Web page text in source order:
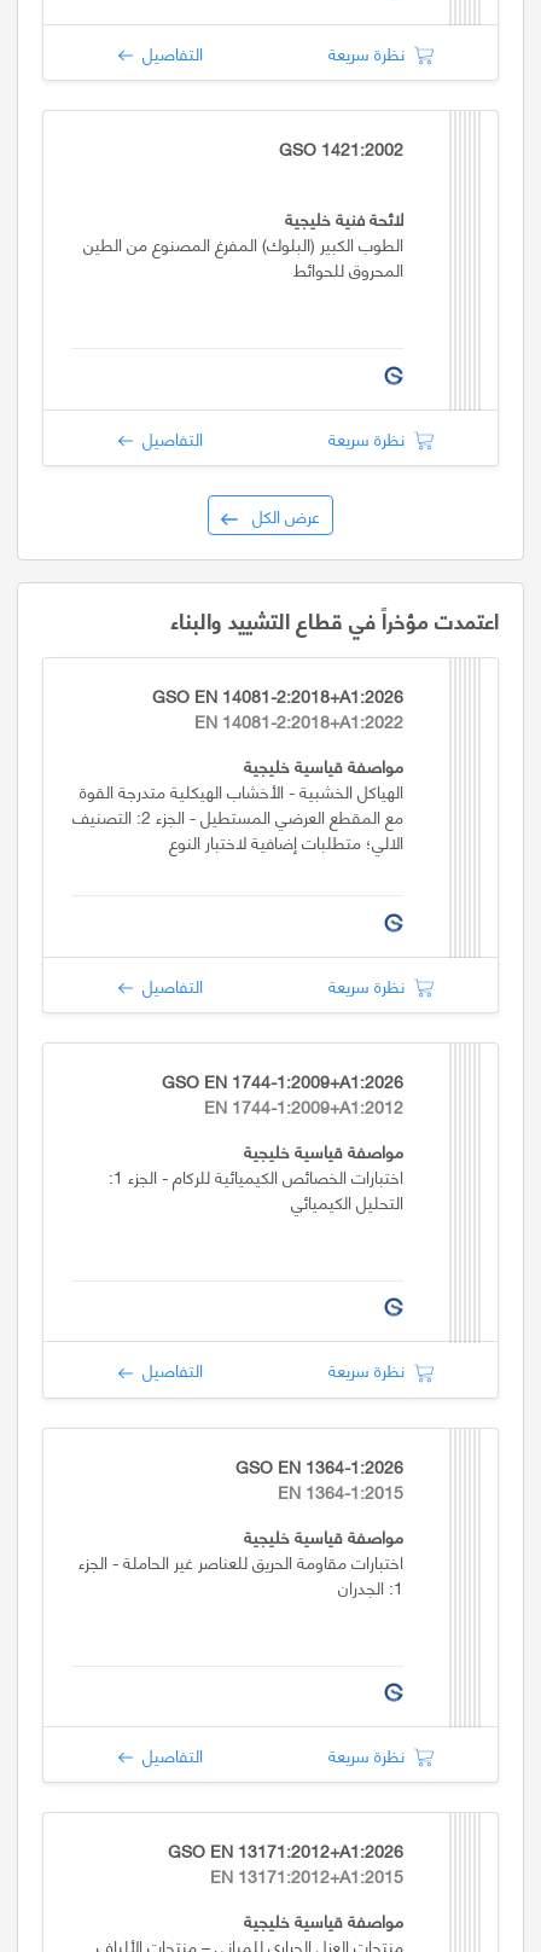
نظرة سريعة التفاصيل
GSO 1421:2002
لائحة فنية خليجية
الطوب الكبير (البلوك) المفرغ المصنوع من الطين
المحروق للحوائط
نظرة سريعة التفاصيل
عرض الكل
اعتمدت مؤخراً في قطاع التشييد والبناء
GSO EN 14081-2:2018+A1:2026
EN 14081-2:2018+A1:2022
مواصفة قياسية خليجية
الهياكل الخشبية - الأخشاب الهيكلية متدرجة القوة
مع المقطع العرضي المستطيل - الجزء 2: التصنيف
الالي؛ متطلبات إضافية لاختبار النوع
نظرة سريعة التفاصيل
GSO EN 1744-1:2009+A1:2026
EN 1744-1:2009+A1:2012
مواصفة قياسية خليجية
اختبارات الخصائص الكيميائية للركام - الجزء 1:
التحليل الكيميائي
نظرة سريعة التفاصيل
GSO EN 1364-1:2026
EN 1364-1:2015
مواصفة قياسية خليجية
اختبارات مقاومة الحريق للعناصر غير الحاملة - الجزء
1: الجدران
نظرة سريعة التفاصيل
GSO EN 13171:2012+A1:2026
EN 13171:2012+A1:2015
مواصفة قياسية خليجية
منتجات العزل الحراري للمباني – منتجات الألياف